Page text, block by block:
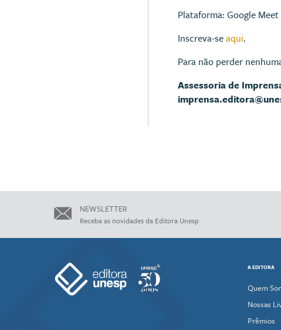
Plataforma: Google Meet
Inscreva-seaqui.
Para não perder
Assessoria de
NEWSLETTER
Receba as novidades da Editora Unesp
A EDITORA
Quem
Nossas
Prêmios